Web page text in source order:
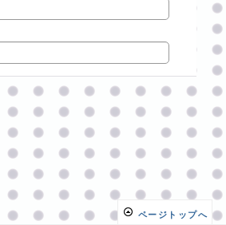
ページトップへ